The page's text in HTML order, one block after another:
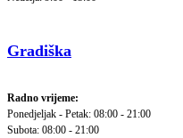
Gradiška
Radno vrijeme:
Ponedjeljak - Petak: 08:00 - 21:00
Subota: 08:00 - 21:00